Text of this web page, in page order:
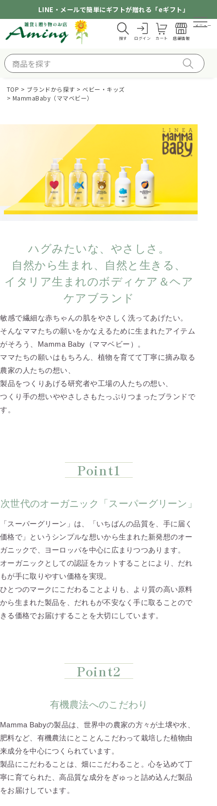
LINE・メールで簡単にギフトが贈れる「eギフト」
探す ログイン カート 店舗情報
メニュー
TOP ブランドから探す
ベビー・キッズ
MammaBaby（ママベビー）
ハグみたいな、やさしさ。
自然から生まれ、自然と生きる、
イタリア生まれのボディケア＆ヘア
ケアブランド
敏感で繊細な赤ちゃんの肌をやさしく洗ってあげたい。
そんなママたちの願いをかなえるために生まれたアイテム
がそろう、Mamma Baby（ママベビー）。
ママたちの願いはもちろん、植物を育てて丁寧に摘み取る
農家の人たちの想い、
製品をつくりあげる研究者や工場の人たちの想い、
つくり手の想いややさしさもたっぷりつまったブランドで
す。
Point1
次世代のオーガニック「スーパーグリーン」
「スーパーグリーン」は、「いちばんの品質を、手に届く
価格で」というシンプルな想いから生まれた新発想のオー
ガニックで、ヨーロッパを中心に広まりつつあります。
オーガニックとしての認証をカットすることにより、だれ
もが手に取りやすい価格を実現。
ひとつのマークにこだわることよりも、より質の高い原料
から生まれた製品を、だれもが不安なく手に取ることので
きる価格でお届けすることを大切にしています。
Point2
有機農法へのこだわり
Mamma Babyの製品は、世界中の農家の方々が土壌や水、
肥料など、有機農法にとことんこだわって栽培した植物由
来成分を中心につくられています。
製品にこだわることは、畑にこだわること。心を込めて丁
寧に育てられた、高品質な成分をぎゅっと詰め込んだ製品
をお届けしています。